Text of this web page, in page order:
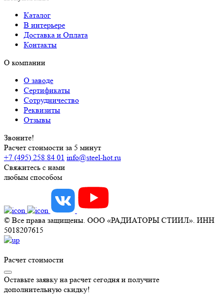
Каталог
В интерьере
Доставка и Оплата
Контакты
О компании
О заводе
Сертификаты
Сотрудничество
Реквизиты
Отзывы
Звоните!
Расчет стоимости за 5 минут
+7 (495) 258 84 01 info@steel-hot.ru
Свяжитесь с нами
любым способом
© Все права защищены. ООО «РАДИАТОРЫ СТИИЛ». ИНН
5018207615
Расчет стоимости
Оставьте заявку на расчет сегодня и получите
дополнительную скидку!